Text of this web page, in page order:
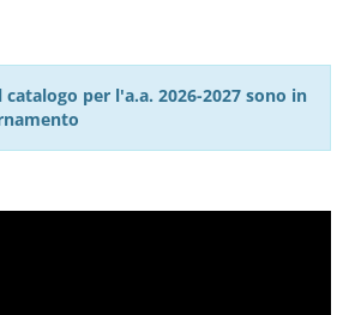
per l'a.a. 2026-2027 sono in